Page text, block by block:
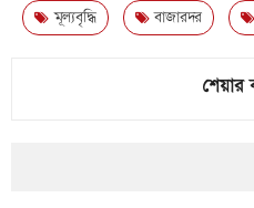
মূল্যবৃদ্ধি বাজারদর